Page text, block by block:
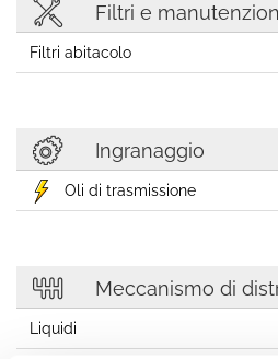
Filtri e
Filtri abitacolo
Ingranaggio
Oli di trasmissione
Meccanismo di
Liquidi